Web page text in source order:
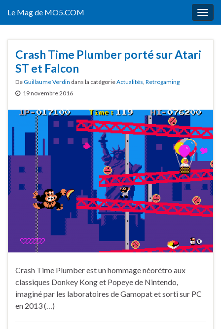
Le Mag de MO5.COM
Crash Time Plumber porté sur Atari
ST et Falcon
DeGuillaume Verdin dans la catégorieActualités, Retrogaming
19 novembre 2016
Crash Time Plumber est un hommage néorétro aux
classiques Donkey Kong et Popeye de Nintendo,
imaginé par les laboratoires de Gamopat et sorti sur PC
en 2013 (…)